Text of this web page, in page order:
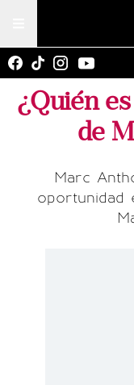
¿Quién
de
Marc
oportunidad